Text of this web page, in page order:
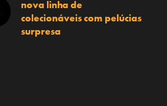
nova linha de
colecionáveis com pelúcias
surpresa